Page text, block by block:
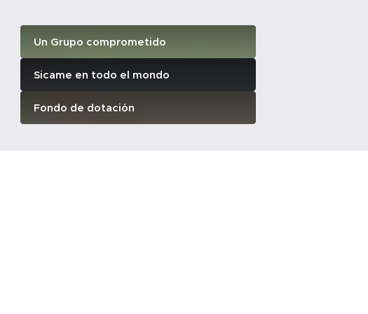
Un Grupo comprometido
Sicame en todo el mondo
Fondo de dotación